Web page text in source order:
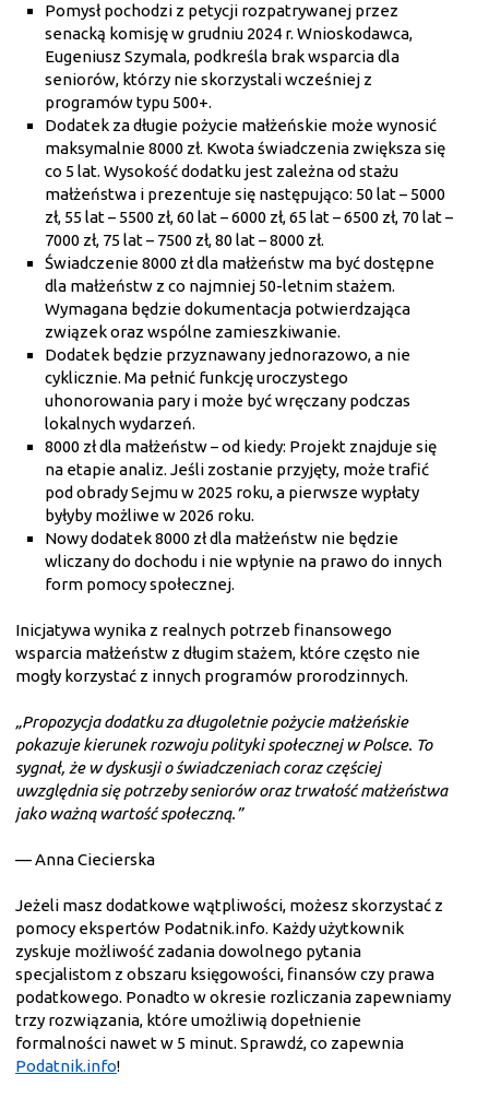
Pomysł pochodzi z petycji rozpatrywanej przez
senacką komisję w grudniu 2024 r. Wnioskodawca,
Eugeniusz Szymala, podkreśla brak wsparcia dla
seniorów, którzy nie skorzystali wcześniej z
programów typu 500+.
Dodatek za długie pożycie małżeńskie może wynosić
maksymalnie 8000 zł. Kwota świadczenia zwiększa się
co 5 lat. Wysokość dodatku jest zależna od stażu
małżeństwa i prezentuje się następująco: 50 lat – 5000
zł, 55 lat – 5500 zł, 60 lat – 6000 zł, 65 lat – 6500 zł, 70 lat –
7000 zł, 75 lat – 7500 zł, 80 lat – 8000 zł.
Świadczenie 8000 zł dla małżeństw ma być dostępne
dla małżeństw z co najmniej 50-letnim stażem.
Wymagana będzie dokumentacja potwierdzająca
związek oraz wspólne zamieszkiwanie.
Dodatek będzie przyznawany jednorazowo, a nie
cyklicznie. Ma pełnić funkcję uroczystego
uhonorowania pary i może być wręczany podczas
lokalnych wydarzeń.
8000 zł dla małżeństw – od kiedy: Projekt znajduje się
na etapie analiz. Jeśli zostanie przyjęty, może trafić
pod obrady Sejmu w 2025 roku, a pierwsze wypłaty
byłyby możliwe w 2026 roku.
Nowy dodatek 8000 zł dla małżeństw nie będzie
wliczany do dochodu i nie wpłynie na prawo do innych
form pomocy społecznej.
Inicjatywa wynika z realnych potrzeb finansowego
wsparcia małżeństw z długim stażem, które często nie
mogły korzystać z innych programów prorodzinnych.
„Propozycja dodatku za długoletnie pożycie małżeńskie
pokazuje kierunek rozwoju polityki społecznej w Polsce. To
sygnał, że w dyskusji o świadczeniach coraz częściej
uwzględnia się potrzeby seniorów oraz trwałość małżeństwa
jako ważną wartość społeczną.”
— Anna Ciecierska
Jeżeli masz dodatkowe wątpliwości, możesz skorzystać z
pomocy ekspertów Podatnik.info. Każdy użytkownik
zyskuje możliwość zadania dowolnego pytania
specjalistom z obszaru księgowości, finansów czy prawa
podatkowego. Ponadto w okresie rozliczania zapewniamy
trzy rozwiązania, które umożliwią dopełnienie
formalności nawet w 5 minut. Sprawdź, co zapewnia
Podatnik.info!